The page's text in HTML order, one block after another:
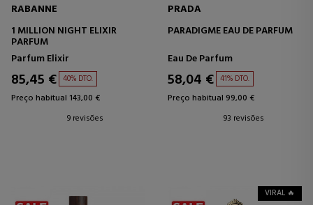
RABANNE
1 MILLION NIGHT ELIXIR
PARFUM
Parfum Elixir
85,45 € 40% DTO.
Preço habitual 143,00 €
9 revisões
PRADA
PARADIGME EAU DE PARFUM
Eau De Parfum
58,04 € 41% DTO.
Preço habitual 99,00 €
93 revisões
VIRAL 🔥